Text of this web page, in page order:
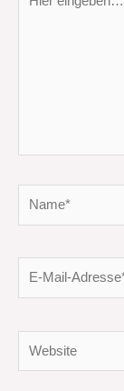
eingeben…
Mail-